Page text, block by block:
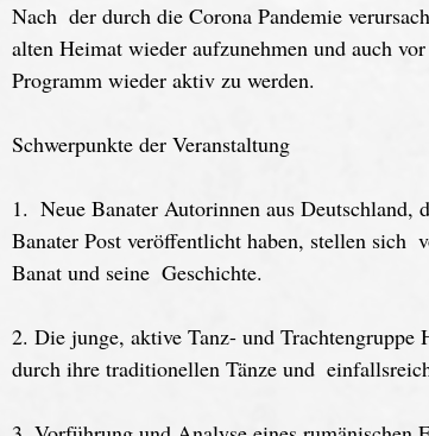
Nach  der durch die Corona Pandemie
alten Heimat wieder aufzunehmen und auch
Programm wieder aktiv zu werden.
Schwerpunkte der Veranstaltung
1.  Neue Banater Autorinnen aus
Banater Post veröffentlicht haben, stellen sich
Banat und seine  Geschichte.
2. Die junge, aktive Tanz- und Trachtengruppe
durch ihre traditionellen Tänze und